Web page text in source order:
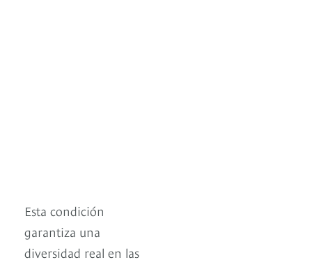
Esta condición
garantiza una
diversidad real en las